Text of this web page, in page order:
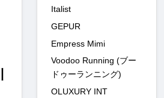
Italist
GEPUR
Empress Mimi
Voodoo Running (ブー
ドゥーランニング)
OLUXURY INT